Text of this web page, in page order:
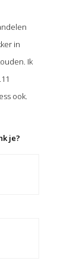
in
Ik
ook.
je?